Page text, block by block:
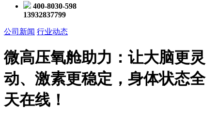
400-8030-598
13932837799
公司新闻 行业动态
微高压氧舱助力：让大脑更灵
动、激素更稳定，身体状态全
天在线！